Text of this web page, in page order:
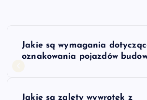
NJakie są wymagania
oznakowania pojazdów
Jakie są zalety wywrotek z